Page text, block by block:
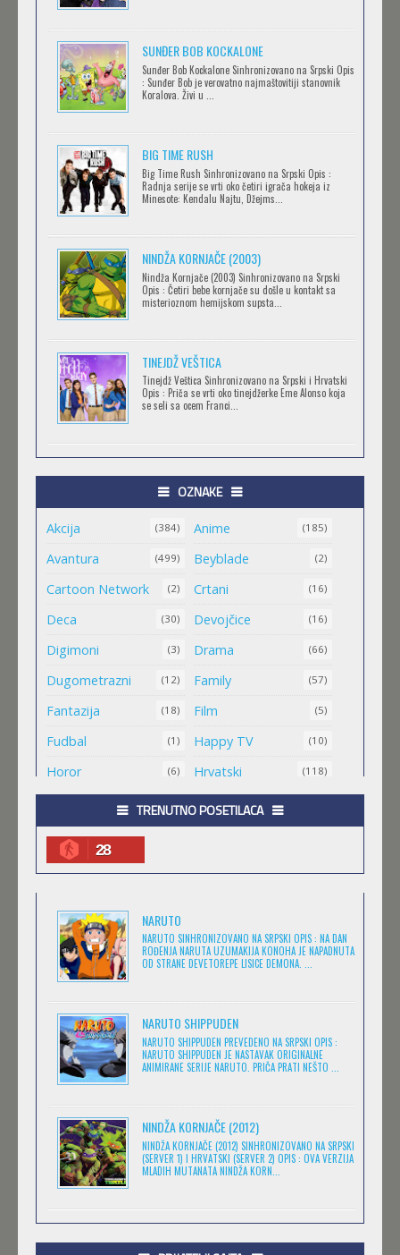
Feb 12 2023 |
2.43: SEIIN HIGH SCHOOL BOYS VOLLEYBALL
TEAM
CLEAN FREAK! AOYAMA-KUN
Feb 12 2023 |Gledaj »
RECORD OF RAGNAROK
Feb 11 2023 |Gledaj »
TORADORA
Feb 11 2023 |Gledaj »
TRIGUN STAMPEDE
Feb 11 2023 |Gledaj »
ORIENT
Feb 11 2023 |Gledaj »
MALI MEDA ČARLI
MAO MAO HEROJI CISTOG SRCA
.HACK//ROOTS
Feb 11 2023 | Gledaj »
.HACK//SIGN
Feb 11 2023 |Gledaj »
BEM
DARWIN'S GAME
SUNĐER BOB KOCKALONE
Sunđer Bob Kockalone Sinhronizovano na Srpski Opis
: Sunđer Bob je verovatno najmaštovitiji stanovnik
Koralova. Živi u ...
BIG TIME RUSH
Big Time Rush Sinhronizovano na Srpski Opis :
Radnja serije se vrti oko četiri igrača hokeja iz
Minesote: Kendalu Najtu, Džejms...
NINDŽA KORNJAČE (2003)
Nindža Kornjače (2003) Sinhronizovano na Srpski
Opis : Četiri bebe kornjače su došle u kontakt sa
misterioznom hemijskom supsta...
TINEJDŽ VEŠTICA
Tinejdž Veštica Sinhronizovano na Srpski i Hrvatski
Opis : Priča se vrti oko tinejdžerke Eme Alonso koja
se seli sa ocem Franci...
OZNAKE
Akcija (384) Anime (185)
Avantura (499) Beyblade (2)
Cartoon Network (2) Crtani (16)
Deca (30) Devojčice (16)
Digimoni (3) Drama (66)
Dugometrazni (12) Family (57)
Fantazija (18) Film (5)
Fudbal (1) Happy TV (10)
Horor (6) Hrvatski (118)
Jugio
Komedija Kratkometrazni
magija
Misterija (7)
Naučna Fantastika Nickelodeon (11)
Romantika Serija
Sinhronizovano (400) Škola (1)
Sport (11) Srpski (507)
Srpski. (1) Srpski. Yugioh (1)
Strašne priče za
plašljivu decu
(1)
Titlovano
Triler (1)
Yu-Gi-Oh! Zexal (1) Za decu (3)
TRENUTNO POSETILACA
28
NARUTO
NARUTO SINHRONIZOVANO NA SRPSKI OPIS : NA DAN
ROĐENJA NARUTA UZUMAKIJA KONOHA JE NAPADNUTA
OD STRANE DEVETOREPE LISICE DEMONA. ...
NARUTO SHIPPUDEN
NARUTO SHIPPUDEN PREVEDENO NA SRPSKI OPIS :
NARUTO SHIPPUDEN JE NASTAVAK ORIGINALNE
ANIMIRANE SERIJE NARUTO. PRIČA PRATI NEŠTO ...
NINDŽA KORNJAČE (2012)
NINDŽA KORNJAČE (2012) SINHRONIZOVANO NA SRPSKI
(SERVER 1) I HRVATSKI (SERVER 2) OPIS : OVA VERZIJA
MLADIH MUTANATA NINDŽA KORN...